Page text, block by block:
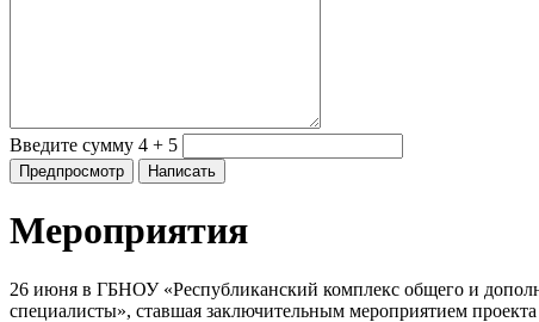
Введите сумму 4 + 5
Мероприятия
26 июня в ГБНОУ «Республиканский комплекс общего и
специалисты», ставшая заключительным мероприятием